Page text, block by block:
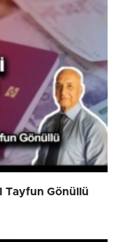
Tayfun Gönüllü